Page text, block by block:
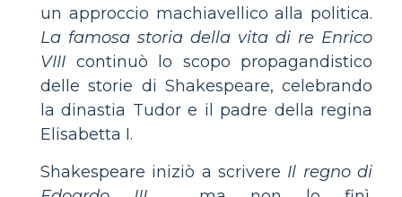
un approccio machiavellico alla politica.
La famosa storia della vita di re Enrico
VIII continuò lo scopo propagandistico
delle storie di Shakespeare, celebrando
la dinastia Tudor e il padre della regina
Elisabetta I.
Shakespeare iniziò a scrivere Il regno di